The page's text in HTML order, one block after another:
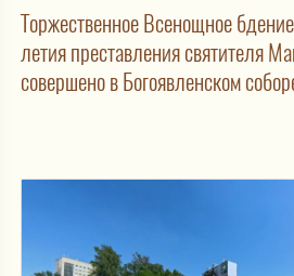
Торжественное Всенощное
летия преставления святителя
совершено в Богоявленском